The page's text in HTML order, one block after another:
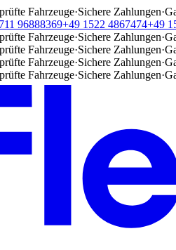
Fahrzeuge·Sichere Zahlungen·
96888369+49 1522 4867474+49
Fahrzeuge·Sichere Zahlungen·
Fahrzeuge·Sichere Zahlungen·
Fahrzeuge·Sichere Zahlungen·
Fahrzeuge·Sichere Zahlungen·